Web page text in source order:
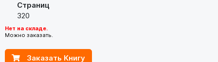
Страниц
320
Нет на складе.
Можно заказать.
Заказать Книгу